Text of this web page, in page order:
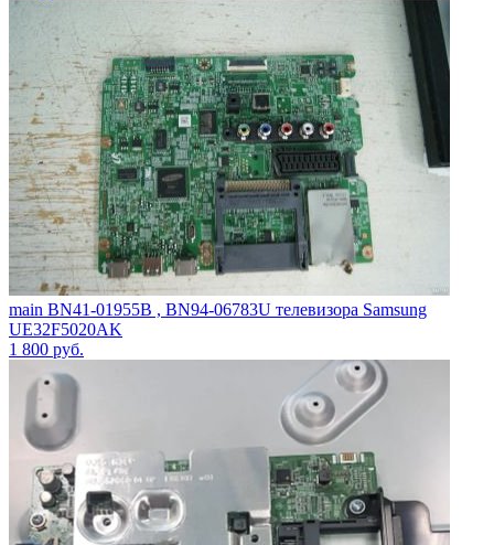
main BN41-01955B , BN94-06783U телевизора Samsung
UE32F5020AK
1 800 руб.